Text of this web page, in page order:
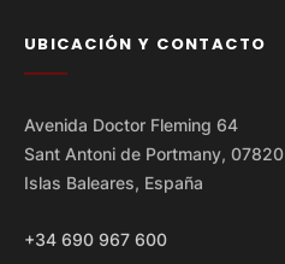
UBICACIÓN Y CONTACTO
Avenida Doctor Fleming 64
Sant Antoni de Portmany, 07820
Islas Baleares, España
+34 690 967 600